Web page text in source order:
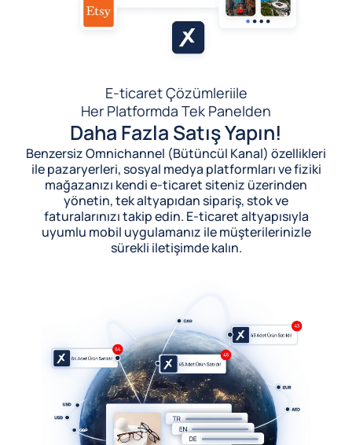
E-ticaret Çözümleriile
Her Platformda Tek Panelden
Daha Fazla Satış Yapın!
Benzersiz Omnichannel (Bütüncül Kanal) özellikleri
ile pazaryerleri, sosyal medya platformları ve fiziki
mağazanızı kendi e-ticaret siteniz üzerinden
yönetin, tek altyapıdan sipariş, stok ve
faturalarınızı takip edin. E-ticaret altyapısıyla
uyumlu mobil uygulamanız ile müşterilerinizle
sürekli iletişimde kalın.